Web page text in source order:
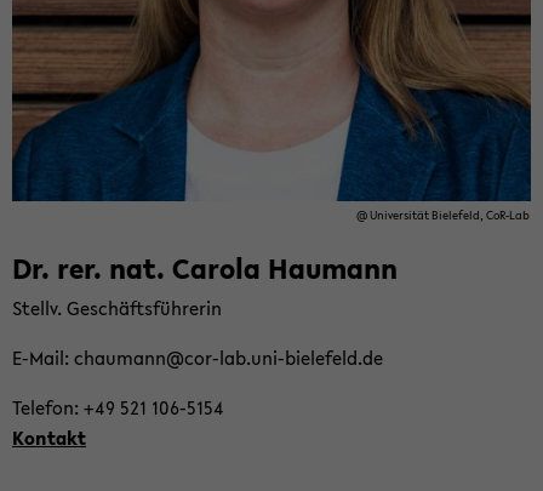
@ Uni­ver­si­tät Bie­le­feld, CoR-​Lab
Dr. rer. nat. Ca­ro­la Hau­mann
Stellv. Ge­schäfts­füh­re­rin
E-​Mail: chau­mann@cor-​lab.uni-​bielefeld.de
Te­le­fon: +49 521 106-​5154
Kon­takt